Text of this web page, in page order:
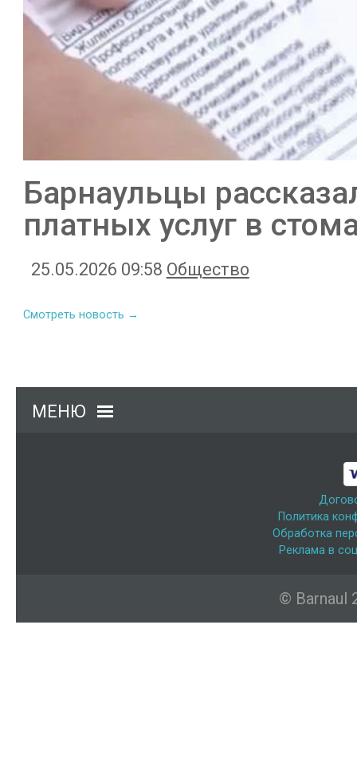
Барнаульцы
платных услуг в
25.05.2026 09:58 Общество
Смотреть новость →
МЕНЮ
Политика
Обработка
Реклама в
© Barnaul